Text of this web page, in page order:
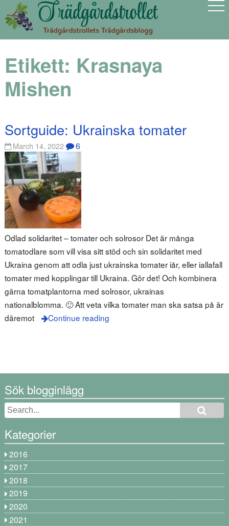
Etikett: Krasnaya
Mishen
Sortguide: Ukrainska tomater
March 14, 2022 6
Odlad solidaritet – tomater och solrosor Det är många
tomatodlare som vill visa sitt stöd och sin solidaritet med
Ukraina genom att odla just ukrainska tomater iår, eller iallafall
tomater med kopplingar till Ukraina. Gör det! Och kombinera
gärna tomatplantorna med solrosor, ukrainas
nationalblomma. 🙂 Att veta vilka tomater man ska satsa på är
däremot
Continue reading
Sök blogginlägg
Kategorier
2016
2017
2018
2019
2020
2021